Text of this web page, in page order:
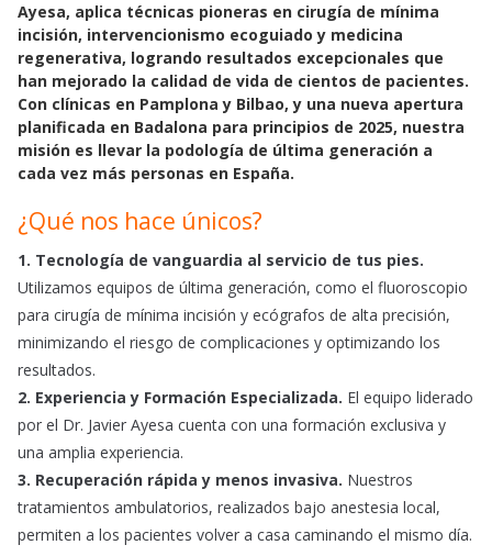
o
k
p
p
Ayesa, aplica técnicas pioneras en cirugía de mínima
incisión, intervencionismo ecoguiado y medicina
regenerativa, logrando resultados excepcionales que
han mejorado la calidad de vida de cientos de pacientes.
Con clínicas en Pamplona y Bilbao, y una nueva apertura
planificada en Badalona para principios de 2025, nuestra
misión es llevar la podología de última generación a
cada vez más personas en España.
¿Qué nos hace únicos?
1. Tecnología de vanguardia al servicio de tus pies.
Utilizamos equipos de última generación, como el fluoroscopio
para cirugía de mínima incisión y ecógrafos de alta precisión,
minimizando el riesgo de complicaciones y optimizando los
resultados.
2. Experiencia y Formación Especializada. El equipo liderado
por el Dr. Javier Ayesa cuenta con una formación exclusiva y
una amplia experiencia.
3. Recuperación rápida y menos invasiva. Nuestros
tratamientos ambulatorios, realizados bajo anestesia local,
permiten a los pacientes volver a casa caminando el mismo día.